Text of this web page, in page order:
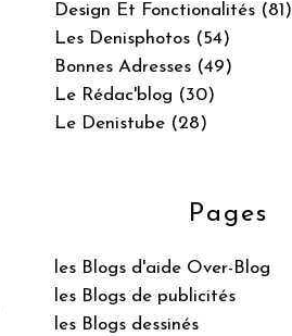
Design Et Fonctionalités (81)
Les Denisphotos (54)
Bonnes Adresses (49)
Le Rédac'blog (30)
Le Denistube (28)
Pages
les Blogs d'aide Over-Blog
les Blogs de publicités
les Blogs dessinés